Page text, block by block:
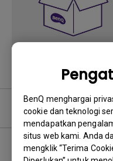
BenQ menghargai
cookie dan teknologi
mendapatkan
situs web kami. Anda
mengklik “Terima
Pertanyaan umum